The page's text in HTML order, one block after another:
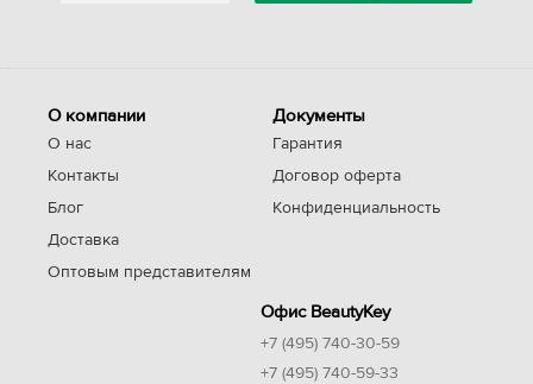
О компании
О нас
Контакты
Блог
Доставка
Оптовым представителям
Документы
Гарантия
Договор оферта
Конфиденциальность
Офис BeautyKey
+7 (495) 740-30-59
+7 (495) 740-59-33